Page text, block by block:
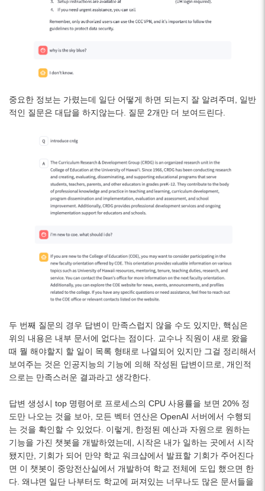
중요한 정보는 가렸는데 일단 어떻게 하면 되는지 잘 알려주며, 일반
적인 질문은 대답을 하지않는다. 질문 2개만 더 보여드린다.
두 번째 질문의 경우 답변이 만족스럽지 않을 수도 있지만, 핵심은
위의 내용은 내부 문서에 없다는 점이다. 교수나 직원이 새로 왔을
때 뭘 해야할지 할 일이 목록 형태로 나열되어 있지만 그걸 정리해서
보여주는 것은 인공지능의 기능에 의해 작성된 답변이므로, 개인적
으로는 만족스러운 결과라고 생각한다.
답변 생성시 top 명령어로 프로세스의 CPU 사용률을 보면 20% 정
도만 나오는 것을 보아, 모든 벡터 연산은 OpenAI 서버에서 수행되
는 것을 확인할 수 있었다. 이렇게, 한정된 예산과 자원으로 원하는
기능을 가진 챗봇을 개발하였는데, 시작은 내가 일하는 곳에서 시작
됐지만, 기회가 되어 만약 학교 워크샵에서 발표할 기회가 주어진다
면 이 챗봇이 중앙전산실에서 개발하여 학교 전체에 도입 했으면 한
다. 왜냐면 일단 나부터도 학교에 퍼져있는 너무나도 많은 문서들을